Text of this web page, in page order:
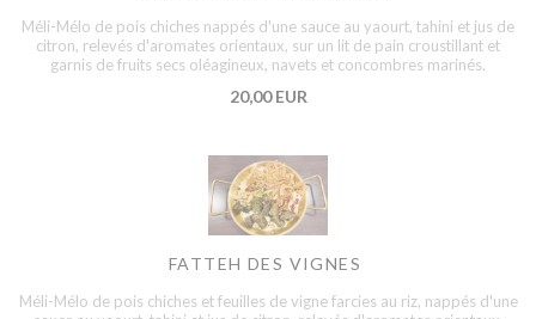
Méli-Mélo de pois chiches nappés d'une sauce au yaourt, tahini et jus de
citron, relevés d'aromates orientaux, sur un lit de pain croustillant et
garnis de fruits secs oléagineux, navets et concombres marinés.
20,00 EUR
FATTEH DES VIGNES
Méli-Mélo de pois chiches et feuilles de vigne farcies au riz, nappés d'une